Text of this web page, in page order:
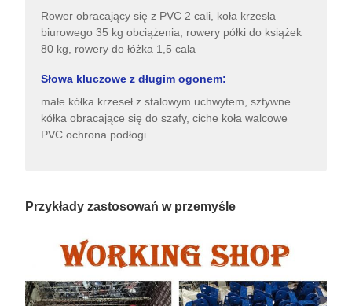
Rower obracający się z PVC 2 cali, koła krzesła
biurowego 35 kg obciążenia, rowery półki do książek
80 kg, rowery do łóżka 1,5 cala
Słowa kluczowe z długim ogonem:
małe kółka krzeseł z stalowym uchwytem, sztywne
kółka obracające się do szafy, ciche koła walcowe
PVC ochrona podłogi
Przykłady zastosowań w przemyśle